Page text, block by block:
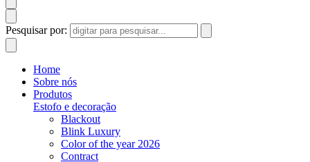
Pesquisar por:
Home
Sobre nós
Produtos
Estofo e decoração
Blackout
Blink Luxury
Color of the year 2026
Contract